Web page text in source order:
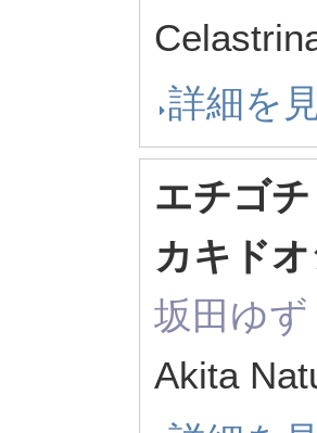
詳細を
エチゴ
カキド
坂田ゆ
Akita